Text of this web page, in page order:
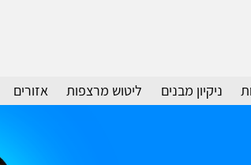
ניקיון מבנים ליטוש מרצפות אזורים